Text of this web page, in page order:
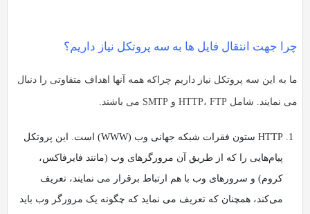
چرا جهت انتقال فایل ها به سه پروتکل نیاز داریم؟
ما به این سه پروتکل نیاز داریم چراکه همه آنها اهداف متفاوتی را دنبال
می نمایند. شامل HTTP، FTP و SMTP می باشند.
HTTP ستون فقرات شبکه جهانی وب (WWW) است. این پروتکل
پیام‌هایی را که از طریق آن مرورگرهای وب (مانند فایرفاکس،
کروم) و سرورهای وب با هم ارتباط برقرار می نمایند، تعریف
می‌کند، همچنان که تعریف می نماید که چگونه یک مرورگر وب باید